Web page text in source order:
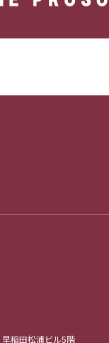
早稲田松浦ビル5階